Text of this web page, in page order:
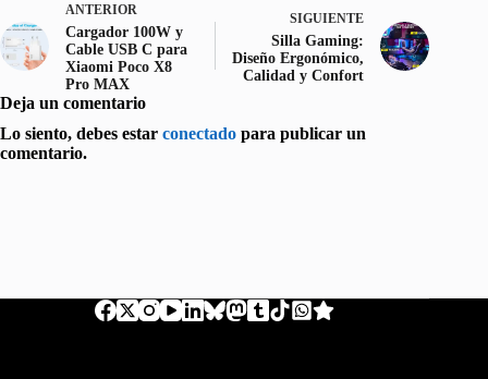
ANTERIOR
Cargador 100W y
Cable USB C para
Xiaomi Poco X8
Pro MAX
SIGUIENTE
Silla Gaming:
Diseño Ergonómico,
Calidad y Confort
Deja un comentario
Lo siento, debes estar conectado para publicar un
comentario.